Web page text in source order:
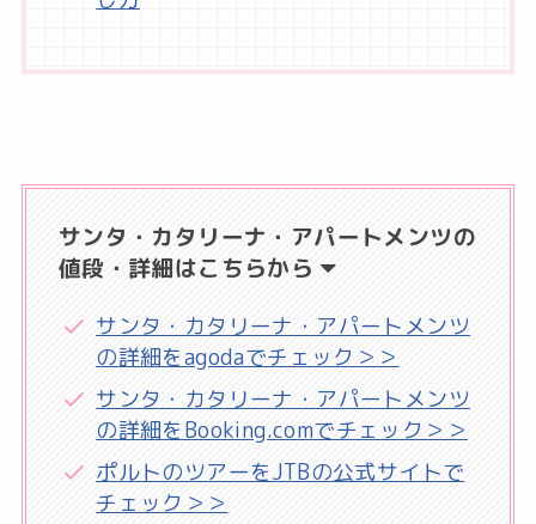
サンタ・カタリーナ・アパートメンツの
値段・詳細はこちらから
サンタ・カタリーナ・アパートメンツ
の詳細をagodaでチェック＞＞
サンタ・カタリーナ・アパートメンツ
の詳細をBooking.comでチェック＞＞
ポルトのツアーをJTBの公式サイトで
チェック＞＞